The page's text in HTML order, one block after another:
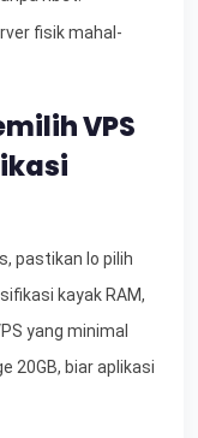
fisik mahal-
VPS
pastikan lo pilih
kayak RAM,
yang minimal
20GB, biar aplikasi